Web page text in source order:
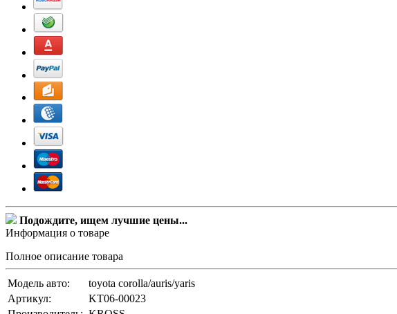
Подождите, ищем лучшие цены...
Информация о товаре
Полное описание товара
Модель авто:
toyota corolla/auris/yaris
Артикул:
KT06-00023